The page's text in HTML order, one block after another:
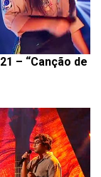
– “Canção de